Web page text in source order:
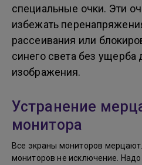
специальные очки. Эти
избежать
рассеивания или
синего света без ущерба
изображения.
Устранение
монитора
Все экраны мониторов
мониторов не исключение.